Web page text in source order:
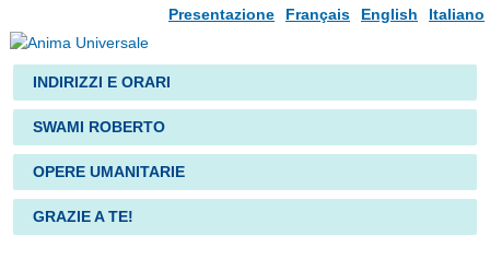
Italiano
English
Français
Presentazione
INDIRIZZI E ORARI
SWAMI ROBERTO
OPERE UMANITARIE
GRAZIE A TE!